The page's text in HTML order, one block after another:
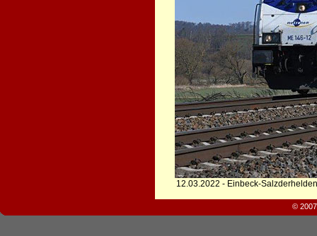
12.03.2022 - Einbeck-Salzderhelden
©